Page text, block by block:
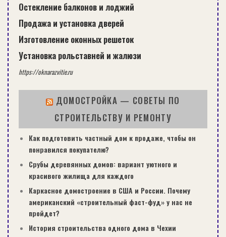
Остекление балконов и лоджий
Продажа и установка дверей
Изготовление оконных решеток
Установка рольставней и жалюзи
https://oknarazvitie.ru
ДОМОСТРОЙКА — СОВЕТЫ ПО
СТРОИТЕЛЬСТВУ И РЕМОНТУ
Как подготовить частный дом к продаже, чтобы он
понравился покупателю?
Срубы деревянных домов: вариант уютного и
красивого жилища для каждого
Каркасное домостроение в США и России. Почему
американский «строительный фаст-фуд» у нас не
пройдет?
История строительства одного дома в Чехии